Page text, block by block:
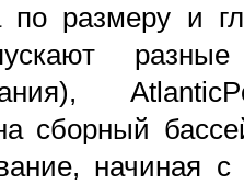
размеру и
сборный
начиная